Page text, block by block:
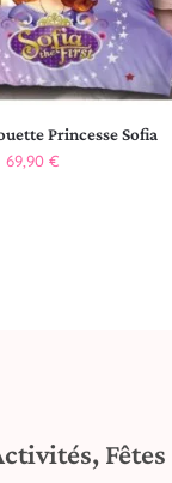
Princesse Sofia
69,90 €